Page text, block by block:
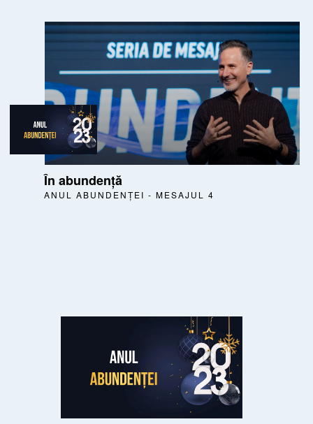
În abundență
ANUL ABUNDENȚEI - MESAJUL 4